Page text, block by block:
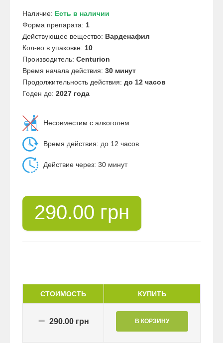
Наличие: Есть в наличии
Форма препарата: 1
Действующее вещество: Варденафил
Кол-во в упаковке: 10
Производитель: Centurion
Время начала действия: 30 минут
Продолжительность действия: до 12 часов
Годен до: 2027 года
Несовместим с алкоголем
Время действия: до 12 часов
Действие через: 30 минут
290.00 грн
СТОИМОСТЬ КУПИТЬ
290.00 грн